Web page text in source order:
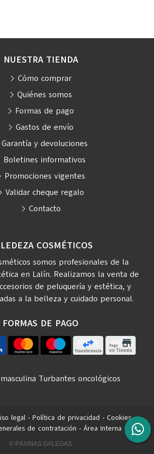
COSMÉTICOS
somos profesionales de la
en Lalín. Realizamos la venta de
de peluquería y estética, y
a la belleza y cuidado personal.
FORMAS DE PAGO
NUESTRA TIENDA
Cómo comprar
Quiénes somos
Formas de pago
Gastos de envío
Garantía y devoluciones
Boletines informativos
Promociones vigentes
Validar cheque regalo
Contacto
Turbantes oncológicos
legal- Política de privacidad - Cookies-
de contratación - Área Interna
© PÁXINAS GALEGAS